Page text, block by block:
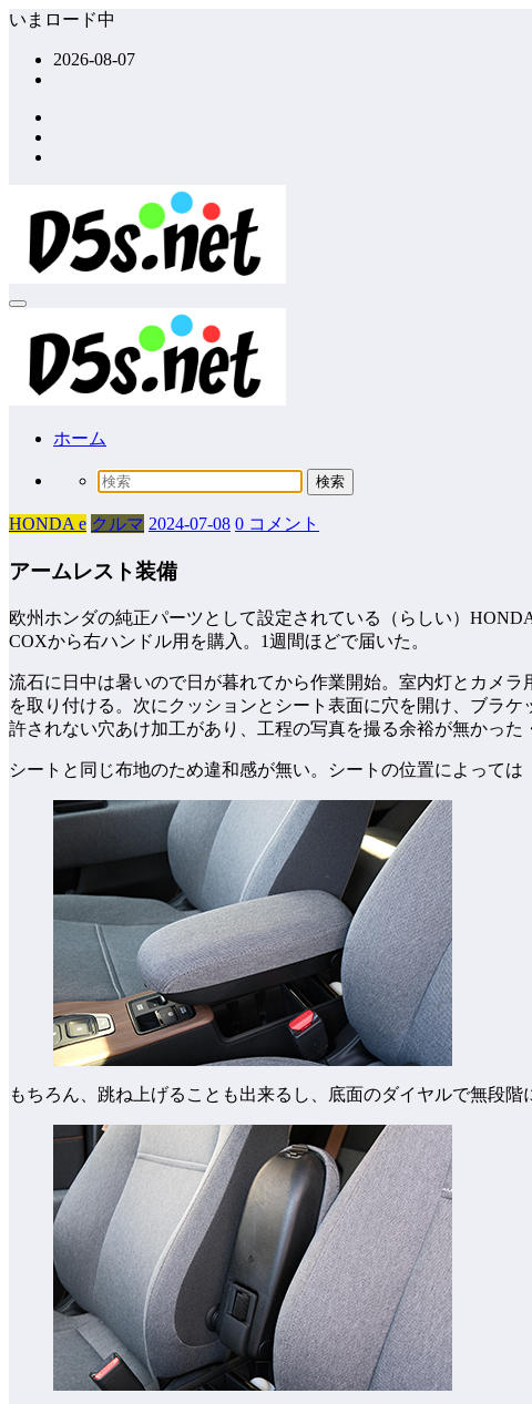
コ
いまロード中
2026-08-07
ホーム
HONDA e クルマ 2024-07-08 0 コメント
アームレスト装備
欧州ホンダの純正パーツとして設定されている（らしい）
COXから右ハンドル用を購入。1週間ほどで届いた。
流石に日中は暑いので日が暮れてから作業開始。室内灯とカメ
を取り付ける。次にクッションとシート表面に穴を開け、ブラ
許されない穴あけ加工があり、工程の写真を撮る余裕が無かった
シートと同じ布地のため違和感が無い。シートの位置によって
もちろん、跳ね上げることも出来るし、底面のダイヤルで無段